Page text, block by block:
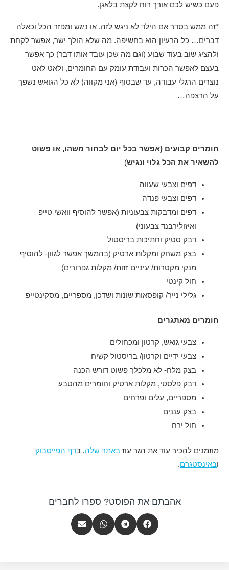
פעם כשיש לכם אורך רוח לקצת בלאגן.
*זה ממש בסדר אם הילד לא ניגש לזה, או ניגש ומפזר הכל וכאלה
דברים… כל הרעיון הוא בחשיפה. מה שלא הולך ישר, אפשר לקחת
ולהציג שוב בעוד שבוע (וגם מה שכן עובד אותו דבר) כך אפשר
בעצם לאפשר הכרות ועבודת עומק עם החומרים, ולאט לאט
נוצרים הרגלי עבודה, עד שבסוף (אני מקווה) לא כל הגואש נשפך
על הרצפה…
חומרים קבועים (אפשר בכל יום לבחור משהו, או פשוט
להשאיר את הכל גלוי ונגיש)
דפים וצבעי שעווה
דפים וצבעי פנדה
דפים ומדבקות צבעוניות (אפשר להוסיף וואשי טייפ
ואיזולירבנד צבעוני)
דבק סטיק וחתיכות בריסטול
בצק משחק ומקלות ארטיק (בהמשך אפשר לגוון- להוסיף
מנקי מקטרות/ עיניים זזות/ מקלות גפרורים)
חול קינטי
גלילי נייר/ קופסאות שונות ושדכן, מספריים, מסקינטייפ
חומרים מאתגרים
צבעי גואש, קרטון ומכחולים
צבעי ידיים וקרטון/ בריסטול קשיח
בצק מלח- לא מלכלך פשוט דורש הכנה
דבק פלסטי, מקלות ארטיק וחומרים מהטבע
מספריים, עלים ופרחים
בצק עננים
חול ירח
מוזמנים להכיר עוד את הגר עוז באתר שלה, בדף הפייסבוק
ובאינסטגרם.
אהבתם את הפוסט? ספרו לחברים